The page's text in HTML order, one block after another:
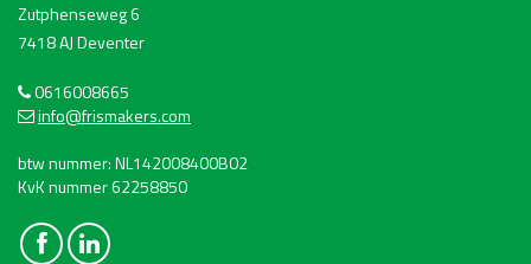
Zutphenseweg 6
7418 AJ Deventer
0616008665
info@frismakers.com
btw nummer: NL142008400B02
KvK nummer 62258850